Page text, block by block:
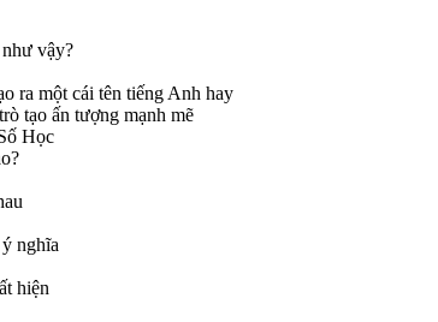
vậy?
ra một cái tên tiếng Anh hay
tạo ấn tượng mạnh mẽ
Học
nghĩa
hiện